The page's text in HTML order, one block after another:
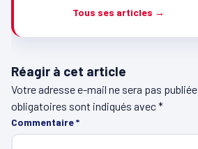
Tous ses articles →
Réagir à cet article
Votre adresse e-mail ne sera pas publiée.
obligatoires sont indiqués avec*
Commentaire*